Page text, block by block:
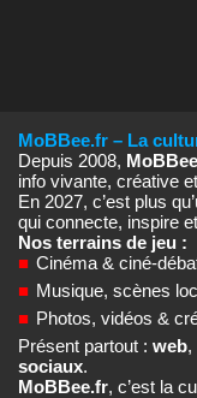
MoBBee.fr – La
Depuis 2008,
info vivante, créative
En 2027, c’est plus
qui connecte, inspire
Nos terrains de jeu :
■ Cinéma &
■ Musique, scènes
■ Photos, vidéos &
Présent partout : web,
sociaux.
MoBBee.fr, c’est la